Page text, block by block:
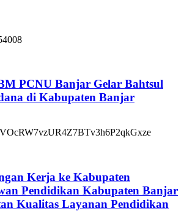
PCNU Banjar Gelar Bahtsul
di Kabupaten Banjar
Kerja ke Kabupaten
Pendidikan Kabupaten Banjar
Kualitas Layanan Pendidikan